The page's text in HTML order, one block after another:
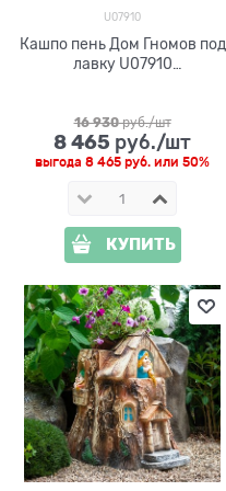
U07910
Кашпо пень Дом Гномов под
лавку U07910
16 930 руб./шт
8 465 руб./шт
выгода 8 465 руб. или 50%
КУПИТЬ